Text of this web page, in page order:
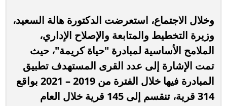
وخلال الاجتماع، استعرضت الدكتورة هالة السعيد،
وزيرة التخطيط والمتابعة والإصلاح الإداري،
الملامح الأساسية لمبادرة "حياة كريمة"، حيث
تمت الإشارة إلى عدد القرى المستهدف تطبيق
المبادرة فيها خلال الفترة من 2019 – 2021 بواقع
314 قرية، تنقسم إلى 145 قرية خلال العام